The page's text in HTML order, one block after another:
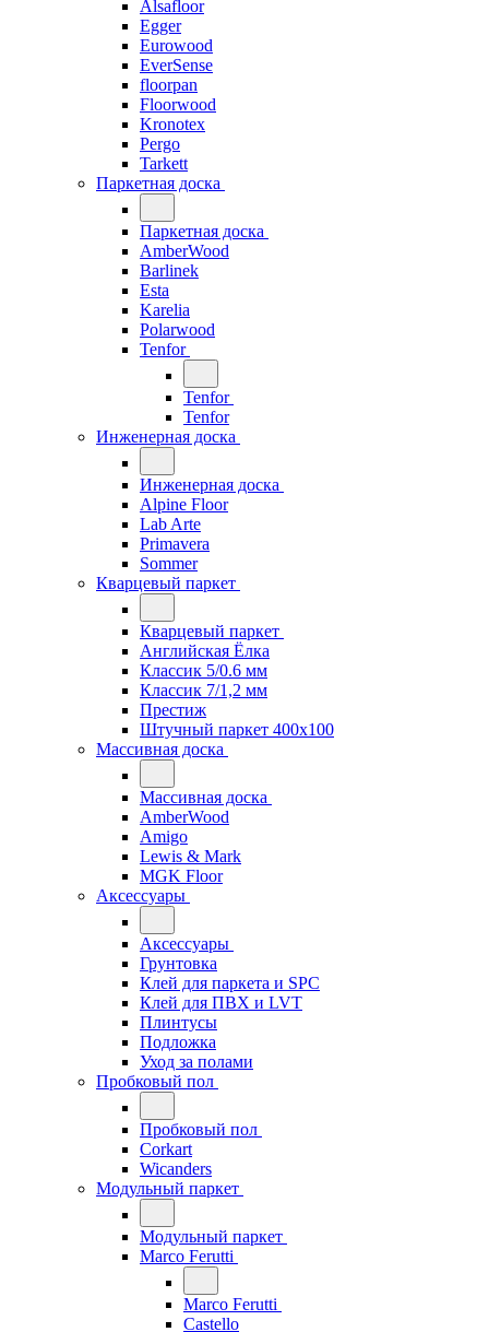
Alsafloor
Egger
Eurowood
EverSense
floorpan
Floorwood
Kronotex
Pergo
Tarkett
Паркетная доска
Паркетная доска
AmberWood
Barlinek
Esta
Karelia
Polarwood
Tenfor
Tenfor
Tenfor
Инженерная доска
Инженерная доска
Alpine Floor
Lab Arte
Primavera
Sommer
Кварцевый паркет
Кварцевый паркет
Английская Ёлка
Классик 5/0.6 мм
Классик 7/1,2 мм
Престиж
Штучный паркет 400x100
Массивная доска
Массивная доска
AmberWood
Amigo
Lewis & Mark
MGK Floor
Аксессуары
Аксессуары
Грунтовка
Клей для паркета и SPC
Клей для ПВХ и LVT
Плинтусы
Подложка
Уход за полами
Пробковый пол
Пробковый пол
Corkart
Wicanders
Модульный паркет
Модульный паркет
Marco Ferutti
Marco Ferutti
Castello